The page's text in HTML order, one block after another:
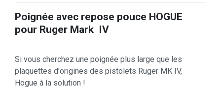
Poignée avec repose pouce HOGUE
pour Ruger Mark IV
Si vous cherchez une poignée plus large que les
plaquettes d'origines des pistolets Ruger MK IV,
Hogue à la solution !